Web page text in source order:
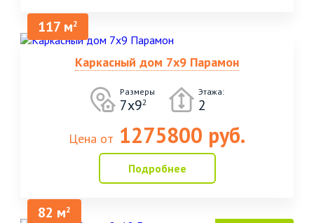
117 м2
Каркасный дом 7х9 Парамон
Размеры
7х92
Этажа:
2
Цена от 1275800 руб.
Подробнее
82 м2